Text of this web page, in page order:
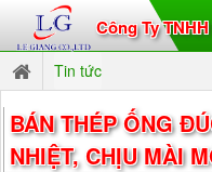
Công Ty
Tin tức
BÁN THÉP ỐNG
NHIỆT, CHỊU MÀI